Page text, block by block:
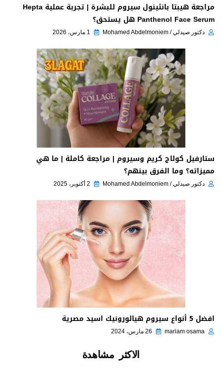
مراجعة هيبتا بانثينول سيروم للبشرة | تجربة عملية Hepta
Panthenol Face Serum هل يستحق؟
دكتور صيدلي / Mohamed Abdelmoniem 1 مارس، 2026
ستارفيل كولاج كريم وسيروم | مراجعة كاملة | ما هي
مميزاته؟ وما الفرق بينهم؟
دكتور صيدلي / Mohamed Abdelmoniem 2 أكتوبر، 2025
افضل 5 أنواع سيروم هيالورونيك اسيد مصرية
mariam osama 26 مارس، 2024
الاكثر مشاهدة